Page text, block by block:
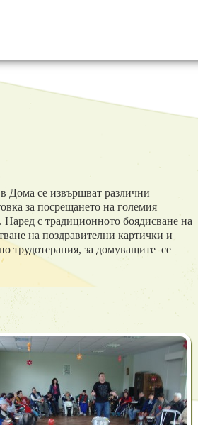
Дома се извършват различни
за посрещането на големия
с традиционното боядисване на
на поздравителни картички и
трудотерапия, за домуващите се